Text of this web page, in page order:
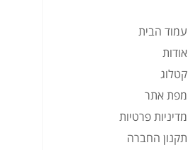
עמוד הבית
אודות
קטלוג
מפת אתר
מדיניות פרטיות
תקנון החברה